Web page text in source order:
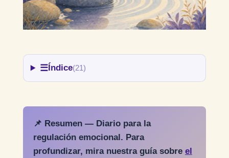
☰Índice(21)
📌 Resumen — Diario para la
regulación emocional. Para
profundizar, mira nuestra guía sobre el